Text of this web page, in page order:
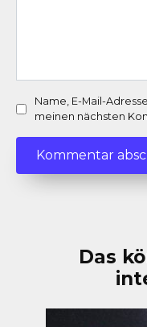
Name, E-Mail-
meinen nächsten
Das